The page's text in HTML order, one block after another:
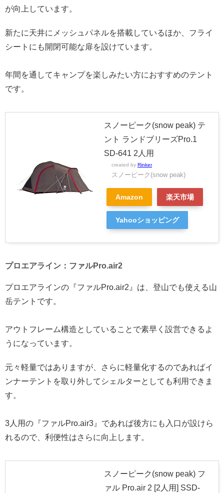
が向上しています。
新たに天井にメッシュパネルを搭載しているほか、フライ
シートにも開閉可能な扉を設けています。
年間を通してキャンプを楽しみたい方におすすめのテント
です。
スノーピーク(snow peak) テ
ント ランドブリーズPro.1
SD-641 2人用
created by Rinker
スノーピーク(snow peak)
Amazon 楽天市場
Yahooショッピング
プロエアライン：ファルPro.air2
プロエアラインの『ファルPro.air2』は、登山でも使える山
岳テントです。
アウトフレーム構造としていることで素早く設営できるよ
うになっています。
元々軽量ではありますが、さらに軽量化するのであればイ
ンナーテントを取り外してシェルターとしても利用できま
す。
3人用の『ファルPro.air3』であれば後方にも入口が設けら
れるので、利便性はさらに向上します。
スノーピーク(snow peak) フ
ァル Pro.air 2 [2人用] SSD-